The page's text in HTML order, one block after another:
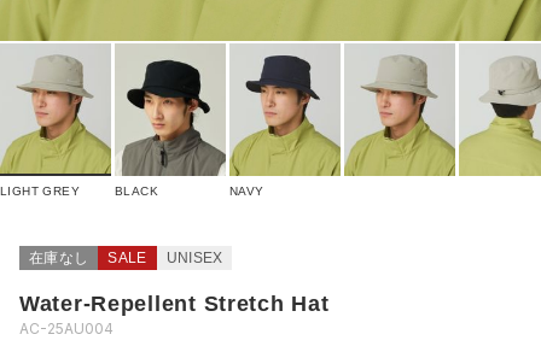
LIGHT GREY BLACK NAVY
在庫なし SALE UNISEX
Water-Repellent Stretch Hat
AC-25AU004